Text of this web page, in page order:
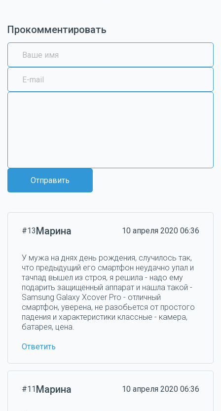
Прокомментировать
Отправить
#13Марина 10 апреля 2020 06:36
У мужа на днях день рождения, случилось так,
что предыдущий его смартфон неудачно упал и
тачпад вышел из строя, я решила - надо ему
подарить защищенный аппарат и нашла такой -
Samsung Galaxy Xcover Pro - отличный
смартфон, уверена, не разобьется от простого
падения и характеристики классные - камера,
батарея, цена.
Ответить
#11Марина 10 апреля 2020 06:36